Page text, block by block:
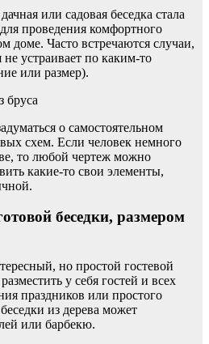
или садовая беседка стала
проведения комфортного
доме. Часто встречаются случаи,
не устраивает по каким-то
или размер).
бруса
о самостоятельном
схем. Если человек немного
то любой чертеж можно
какие-то свои элементы,
беседки, размером
но простой гостевой
у себя гостей и всех
праздников или простого
из дерева может
или барбекю.